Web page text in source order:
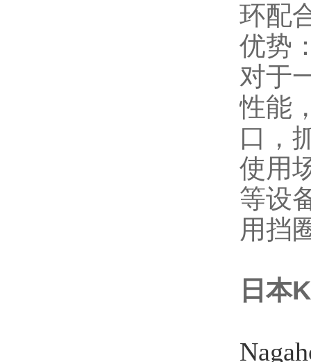
环配
优势
对于
性能
口，
使用
等设
用挡
日本